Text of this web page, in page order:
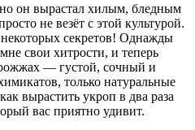
он вырастал хилым, бледным
не везёт с этой культурой.
некоторых секретов! Однажды
свои хитрости, и теперь
— густой, сочный и
только натуральные
вырастить укроп в два раза
вас приятно удивит.